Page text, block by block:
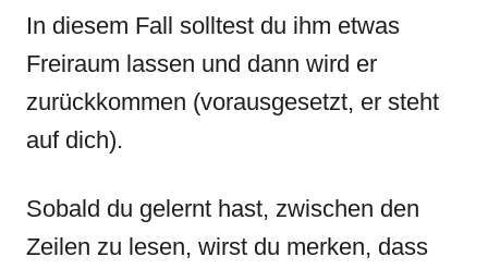
In diesem Fall solltest du ihm etwas
Freiraum lassen und dann wird er
zurückkommen (vorausgesetzt, er steht
auf dich).
Sobald du gelernt hast, zwischen den
Zeilen zu lesen, wirst du merken, dass